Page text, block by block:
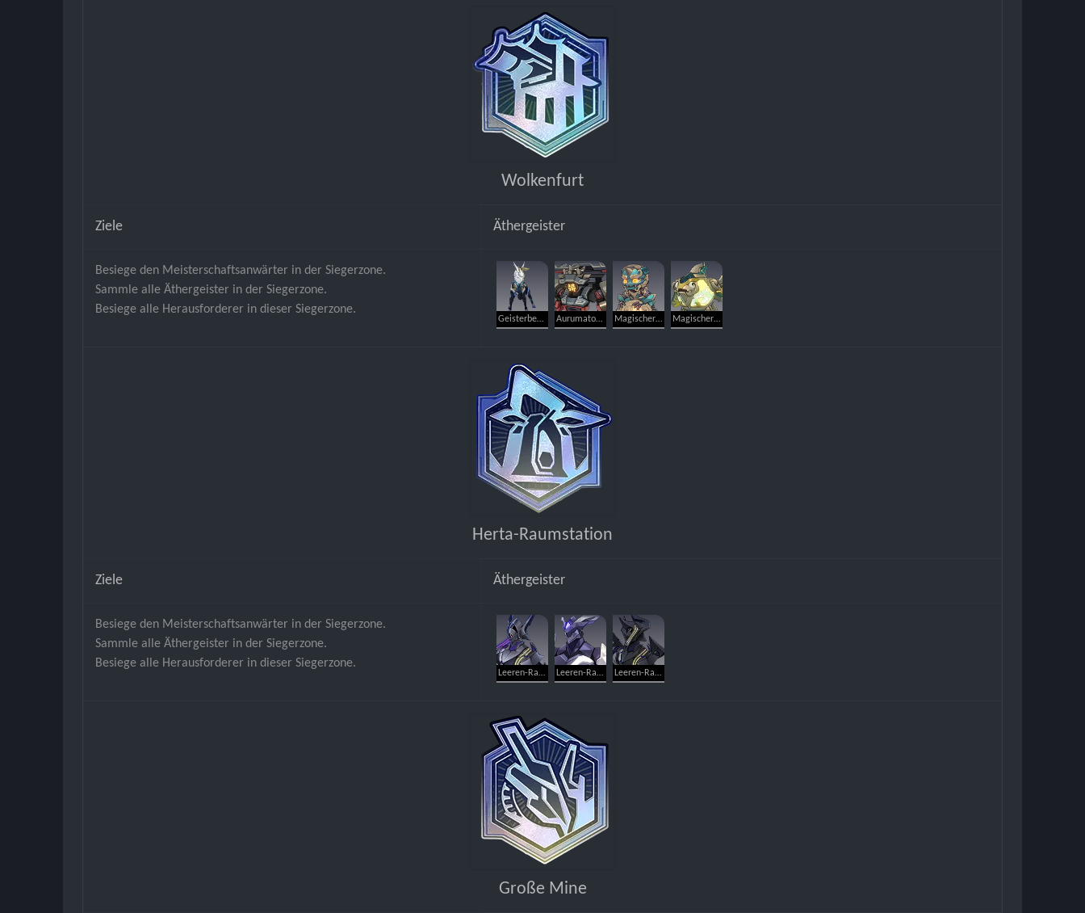
Wolkenfurt
Ziele Äthergeister
Besiege den Meisterschaftsanwärter in der Siegerzone.
Sammle alle Äthergeister in der Siegerzone.
Besiege alle Herausforderer in dieser Siegerzone.
Geisterbestie des Überflusses: Holz-Lupus Aurumaton-Torwächter Magischer Erfindergeist: Gehorsamer Drakonier Magischer Erfindergeist: Leuchtdrachenfisch
Herta-Raumstation
Ziele Äthergeister
Besiege den Meisterschaftsanwärter in der Siegerzone.
Sammle alle Äthergeister in der Siegerzone.
Besiege alle Herausforderer in dieser Siegerzone.
Leeren-Ranger: Plünderer Leeren-Ranger: Trampler Leeren-Ranger: Eliminator
Große Mine